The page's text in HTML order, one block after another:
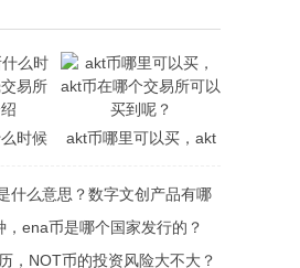
时候
akt币哪里可以买，akt
到呢？
什么意思？数字文创产品有哪
，ena币是哪个国家发行的？
，NOT币的投资风险大不大？